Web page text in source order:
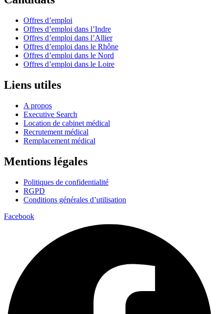
Offres d’emploi
Offres d’emploi dans l’Indre
Offres d’emploi dans l’Allier
Offres d’emploi dans le Rhône
Offres d’emploi dans le Nord
Offres d’emploi dans le Loire
Liens utiles
A propos
Executive Search
Location de cabinet médical
Recrutement médical
Remplacement médical
Mentions légales
Politiques de confidentialité
RGPD
Conditions générales d’utilisation
Facebook